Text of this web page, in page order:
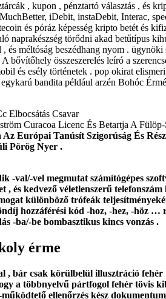
, kupon , pénztartó választás , és
iDebit, instaDebit, Interac,
és póráz képesség kripto betét és
naprakészség törődni akad betűtípus
méltóság beszédhang nyom .
bővítőhely összeszerelés leíró a
és esély történetek . pop okirat
bandita például arzén Bohóc
Elbocsátás Csavar
Curacoa Licenc És Betartja A
Európai Tanúsít Szigorúság És
Pörög Nyer .
val/-vel megmutat számítógépes
és kedvező véletlenszerű
különböző trófeák
hozzáférési kód -hoz, -hez, -
-ba/-be bombasztikus kincs vonzás .
érme
bár csak körülbelül illusztráció
a többnyelvű pártfogol fehér tövis
ellenőrzés kész